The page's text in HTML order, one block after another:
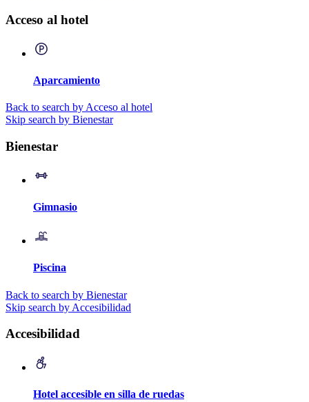
Acceso al hotel
Aparcamiento
Back to search by Acceso al hotel
Skip search by Bienestar
Bienestar
Gimnasio
Piscina
Back to search by Bienestar
Skip search by Accesibilidad
Accesibilidad
Hotel accesible en silla de ruedas